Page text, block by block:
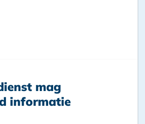
mag
informatie